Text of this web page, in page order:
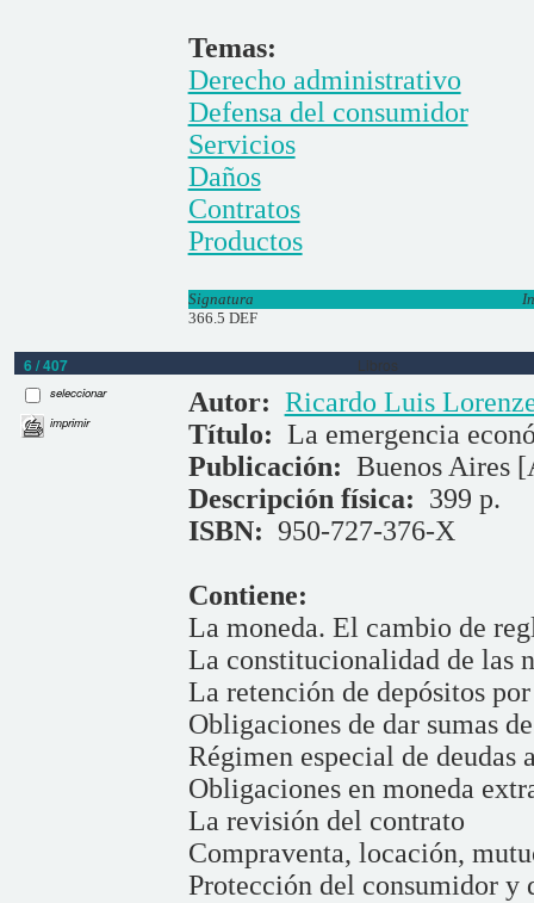
Temas:
Derecho administrativo
Defensa del consumidor
Servicios
Daños
Contratos
Productos
Signatura
366.5 DEF
6 / 407 Libros
seleccionar
imprimir
Autor: Ricardo Luis
Título: La emergencia
Publicación: Buenos Aires
Descripción física: 399 p.
ISBN: 950-727-376-X
Contiene:
La moneda. El cambio de
La constitucionalidad de las
La retención de depósitos
Obligaciones de dar sumas
Régimen especial de deudas
Obligaciones en moneda
La revisión del contrato
Compraventa, locación,
Protección del consumidor y